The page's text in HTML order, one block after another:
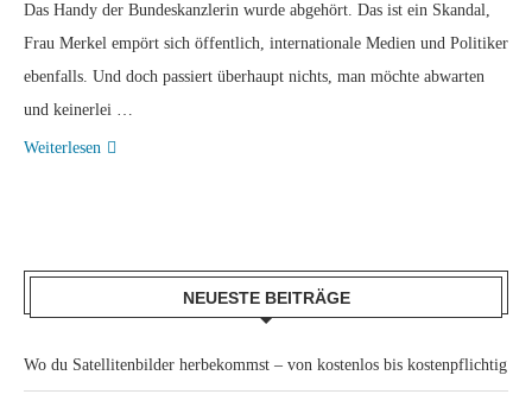
Das Handy der Bundeskanzlerin wurde abgehört. Das ist ein Skandal,
Frau Merkel empört sich öffentlich, internationale Medien und Politiker
ebenfalls. Und doch passiert überhaupt nichts, man möchte abwarten
und keinerlei …
Weiterlesen
NEUESTE BEITRÄGE
Wo du Satellitenbilder herbekommst – von kostenlos bis kostenpflichtig